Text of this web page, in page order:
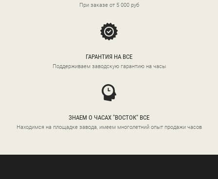
При заказе от 5 000 руб
ГАРАНТИЯ НА ВСЕ
Поддерживаем заводскую гарантию на часы
ЗНАЕМ О ЧАСАХ "ВОСТОК" ВСЕ
Находимся на площадке завода, имеем многолетний опыт продажи часов